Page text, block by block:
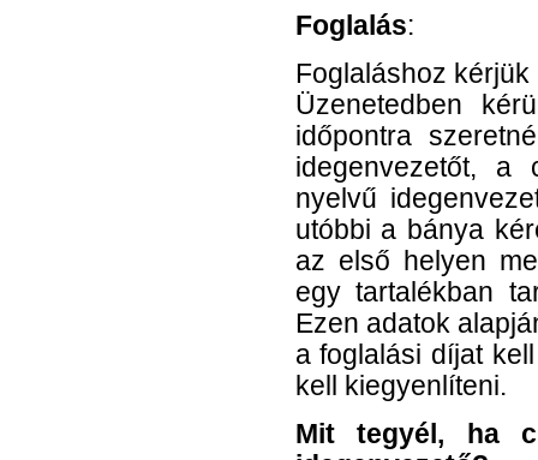
Foglalás:
Foglaláshoz
Üzenetedben
időpontra
idegenvezetőt, a
nyelvű
utóbbi a bánya
az első helyen
egy tartalékban
Ezen adatok
a foglalási díjat
kell kiegyenlíteni.
Mit tegyél, ha